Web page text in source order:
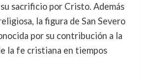
sacrificio por Cristo. Además
la figura de San Severo
por su contribución a la
la fe cristiana en tiempos